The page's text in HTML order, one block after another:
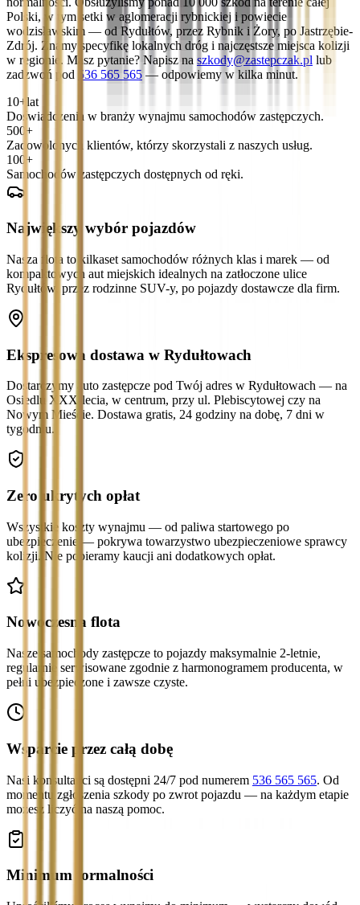
Polski, w tym setki w aglomeracji rybnickiej i powiecie
wodzisławskim — od Rydułtów, przez Rybnik i Żory, po Jastrzębie-
Zdrój. Znamy specyfikę lokalnych dróg i najczęstsze miejsca kolizji
w regionie. Masz pytanie? Napisz na szkody@zastepczak.pl lub
zadzwoń pod 536 565 565 — odpowiemy w kilka minut.
10+ lat
Doświadczenia w branży wynajmu samochodów zastępczych.
500+
Zadowolonych klientów, którzy skorzystali z naszych usług.
100+
Samochodów zastępczych dostępnych od ręki.
Największy wybór pojazdów
Nasza flota to kilkaset samochodów różnych klas i marek — od
kompaktowych aut miejskich idealnych na zatłoczone ulice
Rydułtów, przez rodzinne SUV-y, po pojazdy dostawcze dla firm.
Ekspresowa dostawa w Rydułtowach
Dostarczymy auto zastępcze pod Twój adres w Rydułtowach — na
Osiedlu XXX-lecia, w centrum, przy ul. Plebiscytowej czy na
Nowym Mieście. Dostawa gratis, 24 godziny na dobę, 7 dni w
tygodniu.
Zero ukrytych opłat
Wszystkie koszty wynajmu — od paliwa startowego po
ubezpieczenie — pokrywa towarzystwo ubezpieczeniowe sprawcy
kolizji. Nie pobieramy kaucji ani dodatkowych opłat.
Nowoczesna flota
Nasze samochody zastępcze to pojazdy maksymalnie 2-letnie,
regularnie serwisowane zgodnie z harmonogramem producenta, w
pełni ubezpieczone i zawsze czyste.
Wsparcie przez całą dobę
Nasi konsultanci są dostępni 24/7 pod numerem 536 565 565. Od
momentu zgłoszenia szkody po zwrot pojazdu — na każdym etapie
możesz liczyć na naszą pomoc.
Minimum formalności